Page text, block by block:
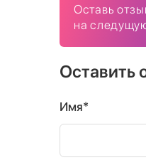
Оставь
на
Оставить
Имя*